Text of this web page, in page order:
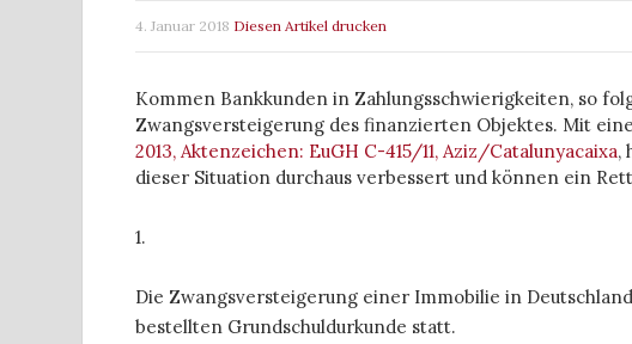
4. Januar 2018 Diesen Artikel drucken
Kommen Bankkunden in Zahlungsschwierigkeiten, so
Zwangsversteigerung des finanzierten Objektes. Mit
2013, Aktenzeichen: EuGH C-415/11, Aziz/Catalunyacaixa,
dieser Situation durchaus verbessert und können ein
1.
Die Zwangsversteigerung einer Immobilie in
bestellten Grundschuldurkunde statt.